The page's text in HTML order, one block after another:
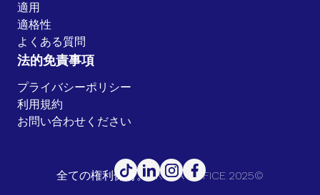
適用
適格性
よくある質問
法的免責事項
プライバシーポリシー
利用規約
お問い合わせください
全ての権利保有。UK ETA OFFICE 2025©